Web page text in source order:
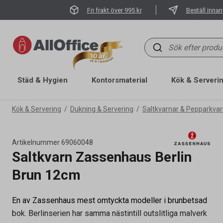
Fri frakt över 995 kr Beställ
Städ & Hygien Kontorsmaterial Kök &
Kök & Servering Dukning & Servering Saltkvarnar &
Artikelnummer69060048
Saltkvarn Zassenhaus Berlin
Brun 12cm
En av Zassenhaus mest omtyckta modeller i brunbetsad
bok. Berlinserien har samma nästintill outslitliga malverk